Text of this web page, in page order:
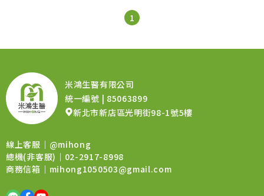
1
線上客服｜ @mihong
總機(非客服)｜02-2917-8998
商務信箱｜ mihong1050503@gmail.com
米鴻生醫有限公司
統一編號 | 85063899
新北市新店區光明街98-1號5樓